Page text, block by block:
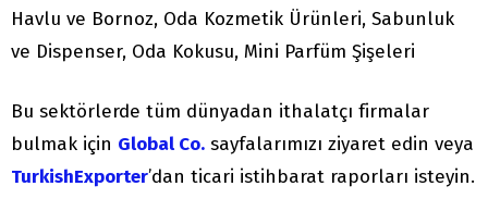
Havlu ve Bornoz, Oda Kozmetik Ürünleri, Sabunluk
ve Dispenser, Oda Kokusu, Mini Parfüm Şişeleri
Bu sektörlerde tüm dünyadan ithalatçı firmalar
bulmak için Global Co. sayfalarımızı ziyaret edin veya
TurkishExporter’dan ticari istihbarat raporları isteyin.